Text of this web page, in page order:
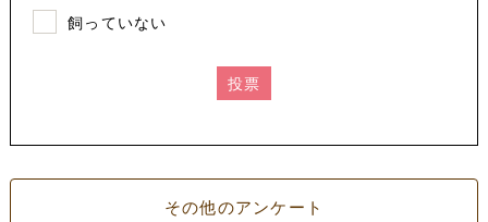
飼っていない
投票
その他のアンケート